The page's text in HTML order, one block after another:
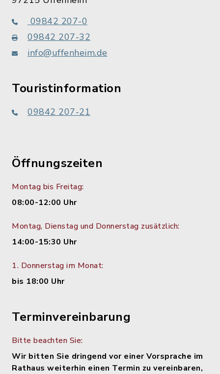
09842 207-0
09842 207-32
info@uffenheim.de
Touristinformation
09842 207-21
Öffnungszeiten
Montag bis Freitag:
08:00-12:00 Uhr
Montag, Dienstag und Donnerstag zusätzlich:
14:00-15:30 Uhr
1. Donnerstag im Monat:
bis 18:00 Uhr
Terminvereinbarung
Bitte beachten Sie:
Wir bitten Sie dringend vor einer Vorsprache im
Rathaus weiterhin einen Termin zu vereinbaren,